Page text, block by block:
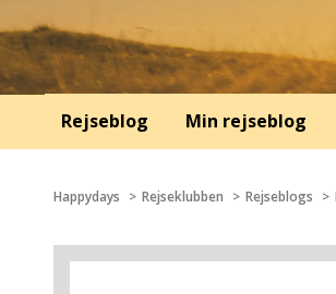
Rejseblog Min rejseblog
Happydays Rejseklubben Rejseblogs